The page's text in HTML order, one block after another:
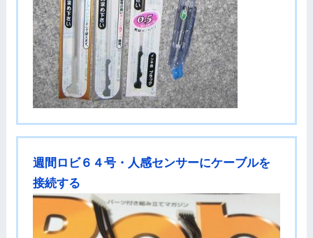
週間ロビ６４号・人感センサーにケーブルを
接続する